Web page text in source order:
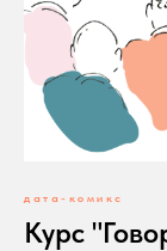
дата-комикс
Курс